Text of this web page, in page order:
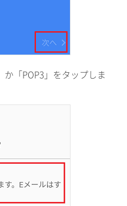
「POP3」をタップしま